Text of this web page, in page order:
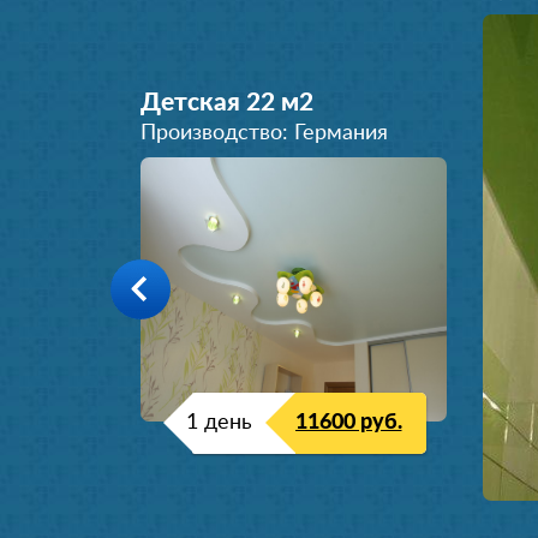
Детская 22 м2
Производство: Германия
1 день 11600 руб.